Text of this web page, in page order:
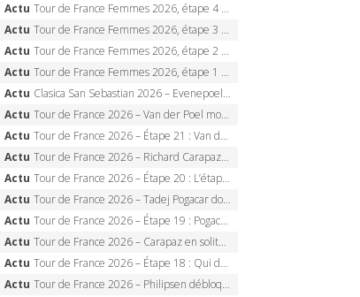
Actu Tour de France Femmes 2026, étape 4 – Marlen Reusser écrase le chrono, Ferrand-Prévot en crise
Actu Tour de France Femmes 2026, étape 3 – Sigrid Haugset en solitaire, 88 km d’échappée, maillot jaune
Actu Tour de France Femmes 2026, étape 2 – Lorena Wiebes doublé à Genève, Markus héroïque, 7e record
Actu Tour de France Femmes 2026, étape 1 – Lorena Wiebes intouchable à Lausanne, premier maillot jaune
Actu Clasica San Sebastian 2026 – Evenepoel recordman, 4e victoire, Carapaz battu au sprint
Actu Tour de France 2026 – Van der Poel monumental à Paris, Pogacar égale le record des cinq sacres
Actu Tour de France 2026 – Étape 21 : Van der Poel, Pogacar, qui succédera à Wout van Aert sur les Champs-Elysées ?
Actu Tour de France 2026 – Richard Carapaz roi des Alpes, doublé et maillot à pois, Seixas perd le podium
Actu Tour de France 2026 – Étape 20 : L’étape reine, Galibier, Sarenne, Alpe d’Huez, qui succédera à Pogacar ?
Actu Tour de France 2026 – Tadej Pogacar dompte l’Alpe d’Huez, 5e victoire, record de Pantani pulvérisé
Actu Tour de France 2026 – Étape 19 : Pogacar peut-il enfin dompter l’Alpe d’Huez ?
Actu Tour de France 2026 – Carapaz en solitaire à Orcières-Merlette, Paret-Peintre à un point du maillot à pois
Actu Tour de France 2026 – Étape 18 : Qui domptera Orcières-Merlette, première marche vers l’Alpe d’Huez ?
Actu Tour de France 2026 – Philipsen débloque son compteur à Voiron, Pedersen en danger pour le maillot vert